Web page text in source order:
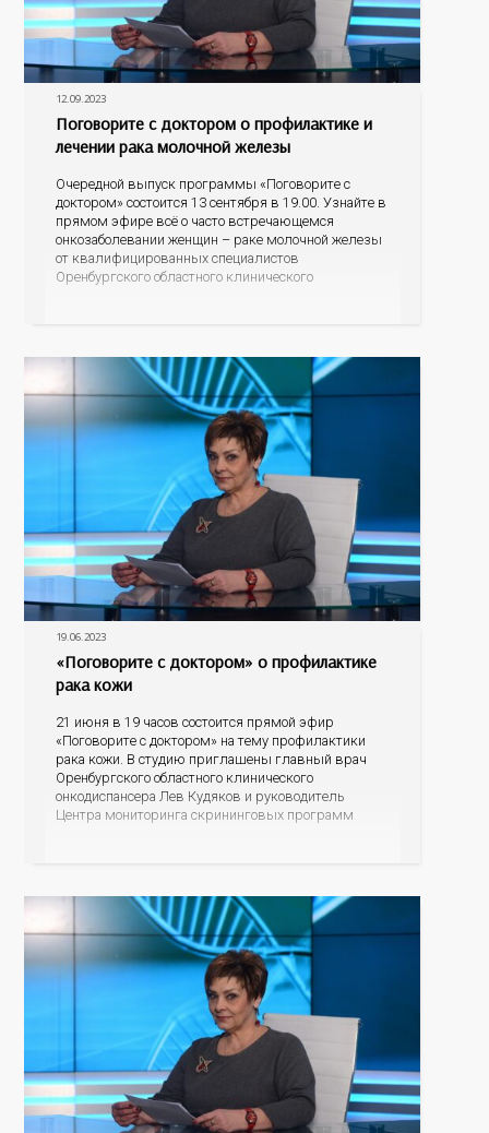
12.09.2023
Поговорите с доктором о профилактике и
лечении рака молочной железы
Очередной выпуск программы «Поговорите с
доктором» состоится 13 сентября в 19.00. Узнайте в
прямом эфире всё о часто встречающемся
онкозаболевании женщин – раке молочной железы
от квалифицированных специалистов
Оренбургского областного клинического
группе риска, по каким
19.06.2023
«Поговорите с доктором» о профилактике
рака кожи
21 июня в 19 часов состоится прямой эфир
«Поговорите с доктором» на тему профилактики
рака кожи. В студию приглашены главный врач
Оренбургского областного клинического
онкодиспансера Лев Кудяков и руководитель
Центра мониторинга скрининговых программ
человек может заподозрить